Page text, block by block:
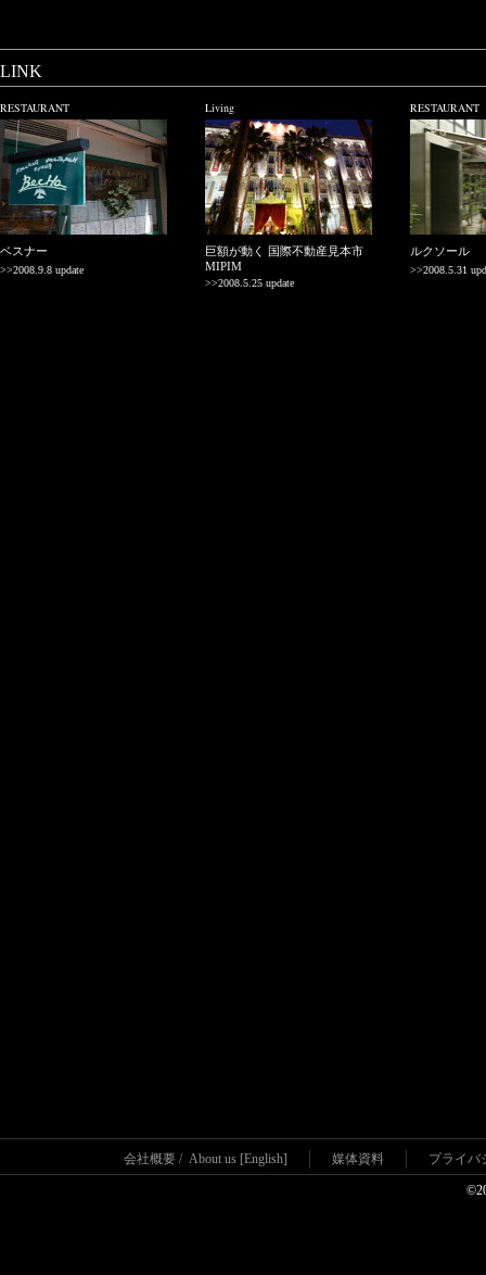
LINK
RESTAURANT
ベスナー
>>2008.9.8 update
Living
巨額が動く 国際不動産見本市
MIPIM
>>2008.5.25 update
RESTAURANT
ルクソール
>>2008.5.31
会社概要 / About us [English] 媒体資料 プライバ